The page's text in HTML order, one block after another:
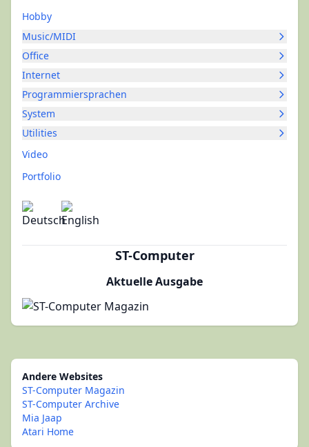
Hobby
Music/MIDI
Office
Internet
Programmiersprachen
System
Utilities
Video
Portfolio
ST-Computer
Aktuelle Ausgabe
Andere Websites
ST-Computer Magazin
ST-Computer Archive
Mia Jaap
Atari Home